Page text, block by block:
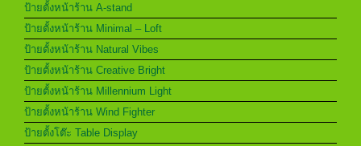
ป้ายตั้งหน้าร้าน A-stand
ป้ายตั้งหน้าร้าน Minimal – Loft
ป้ายตั้งหน้าร้าน Natural Vibes
ป้ายตั้งหน้าร้าน Creative Bright
ป้ายตั้งหน้าร้าน Millennium Light
ป้ายตั้งหน้าร้าน Wind Fighter
ป้ายตั้งโต๊ะ Table Display